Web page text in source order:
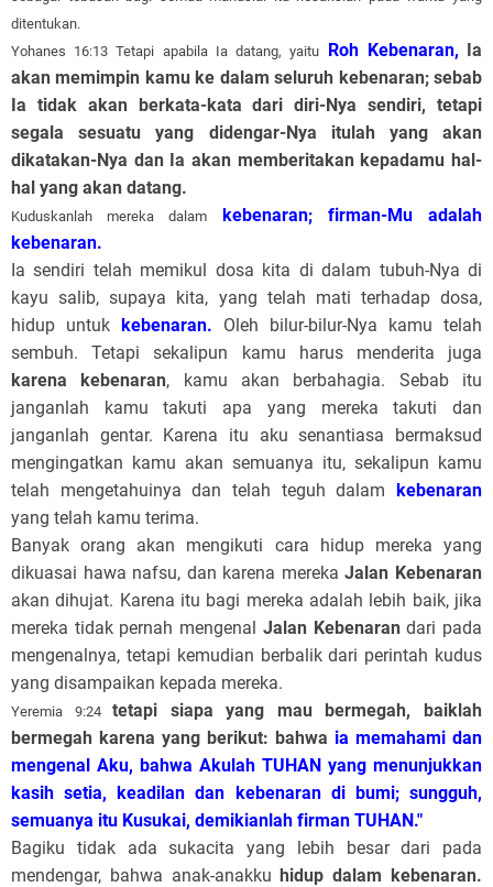
ditentukan.
Yohanes 16:13 Tetapi apabila Ia datang, yaitu Roh Kebenaran, Ia
akan memimpin kamu ke dalam seluruh kebenaran; sebab
Ia tidak akan berkata-kata dari diri-Nya sendiri, tetapi
segala sesuatu yang didengar-Nya itulah yang akan
dikatakan-Nya dan Ia akan memberitakan kepadamu hal-
hal yang akan datang.
Kuduskanlah mereka dalam kebenaran; firman-Mu adalah
kebenaran.
Ia sendiri telah memikul dosa kita di dalam tubuh-Nya di
kayu salib, supaya kita, yang telah mati terhadap dosa,
hidup untuk kebenaran. Oleh bilur-bilur-Nya kamu telah
sembuh. Tetapi sekalipun kamu harus menderita juga
karena kebenaran, kamu akan berbahagia. Sebab itu
janganlah kamu takuti apa yang mereka takuti dan
janganlah gentar. Karena itu aku senantiasa bermaksud
mengingatkan kamu akan semuanya itu, sekalipun kamu
telah mengetahuinya dan telah teguh dalam kebenaran
yang telah kamu terima.
Banyak orang akan mengikuti cara hidup mereka yang
dikuasai hawa nafsu, dan karena merekaJalan Kebenaran
akan dihujat. Karena itu bagi mereka adalah lebih baik, jika
mereka tidak pernah mengenal Jalan Kebenarandari pada
mengenalnya, tetapi kemudian berbalik dari perintah kudus
yang disampaikan kepada mereka.
Yeremia 9:24tetapi siapa yang mau bermegah, baiklah
bermegah karena yang berikut: bahwa ia memahami dan
mengenal Aku, bahwa Akulah TUHAN yang menunjukkan
kasih setia, keadilan dan kebenaran di bumi; sungguh,
semuanya itu Kusukai, demikianlah firman TUHAN."
Bagiku tidak ada sukacita yang lebih besar dari pada
mendengar, bahwa anak-anakkuhidup dalam kebenaran.